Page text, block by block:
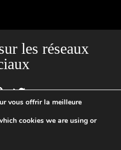
les réseaux
| Loïc Cousin Photographe
00029 | 2020 © TOUTES PHOTOS
vous offrir la meilleure
cookies we are using or